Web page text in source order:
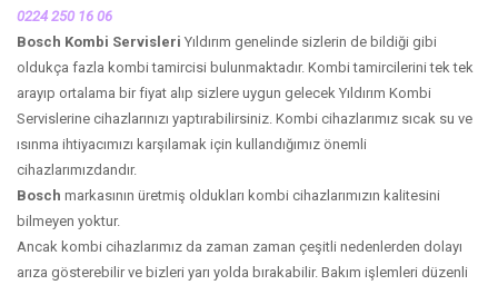
0224 250 16 06
Bosch Kombi Servisleri Yıldırım genelinde sizlerin de bildiği gibi
oldukça fazla kombi tamircisi bulunmaktadır. Kombi tamircilerini tek tek
arayıp ortalama bir fiyat alıp sizlere uygun gelecek Yıldırım Kombi
Servislerine cihazlarınızı yaptırabilirsiniz. Kombi cihazlarımız sıcak su ve
ısınma ihtiyacımızı karşılamak için kullandığımız önemli
cihazlarımızdandır.
Bosch markasının üretmiş oldukları kombi cihazlarımızın kalitesini
bilmeyen yoktur.
Ancak kombi cihazlarımız da zaman zaman çeşitli nedenlerden dolayı
arıza gösterebilir ve bizleri yarı yolda bırakabilir. Bakım işlemleri düzenli